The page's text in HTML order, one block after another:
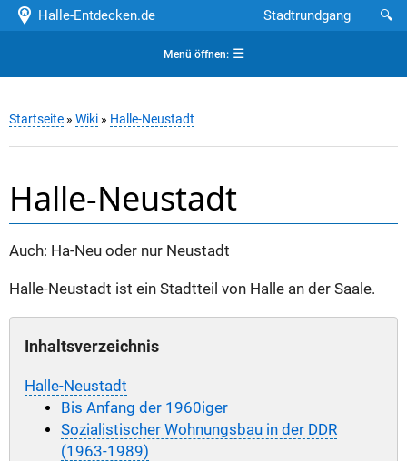
Halle-Entdecken.de 🔍
Stadtrundgang
Menü öffnen:☰
Startseite » Wiki » Halle-Neustadt
Halle-Neustadt
Auch: Ha-Neu oder nur Neustadt
Halle-Neustadt ist ein Stadtteil von Halle an der Saale.
Inhaltsverzeichnis
Halle-Neustadt
Bis Anfang der 1960iger
Sozialistischer Wohnungsbau in der DDR
(1963-1989)